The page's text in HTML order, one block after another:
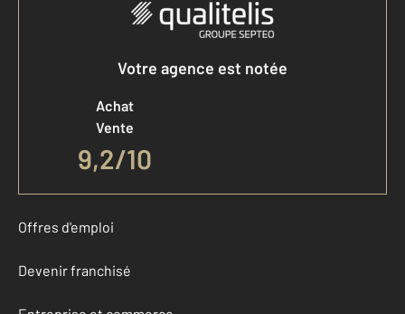
Votre agence est notée
Achat
Vente
9,2/10
Offres d'emploi
Devenir franchisé